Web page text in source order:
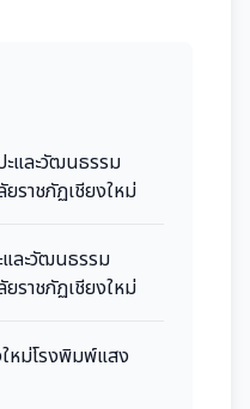
และวัฒนธรรม
ยราชภัฏเชียงใหม่
ละวัฒนธรรม
ยราชภัฏเชียงใหม่
หม่โรงพิมพ์แสง